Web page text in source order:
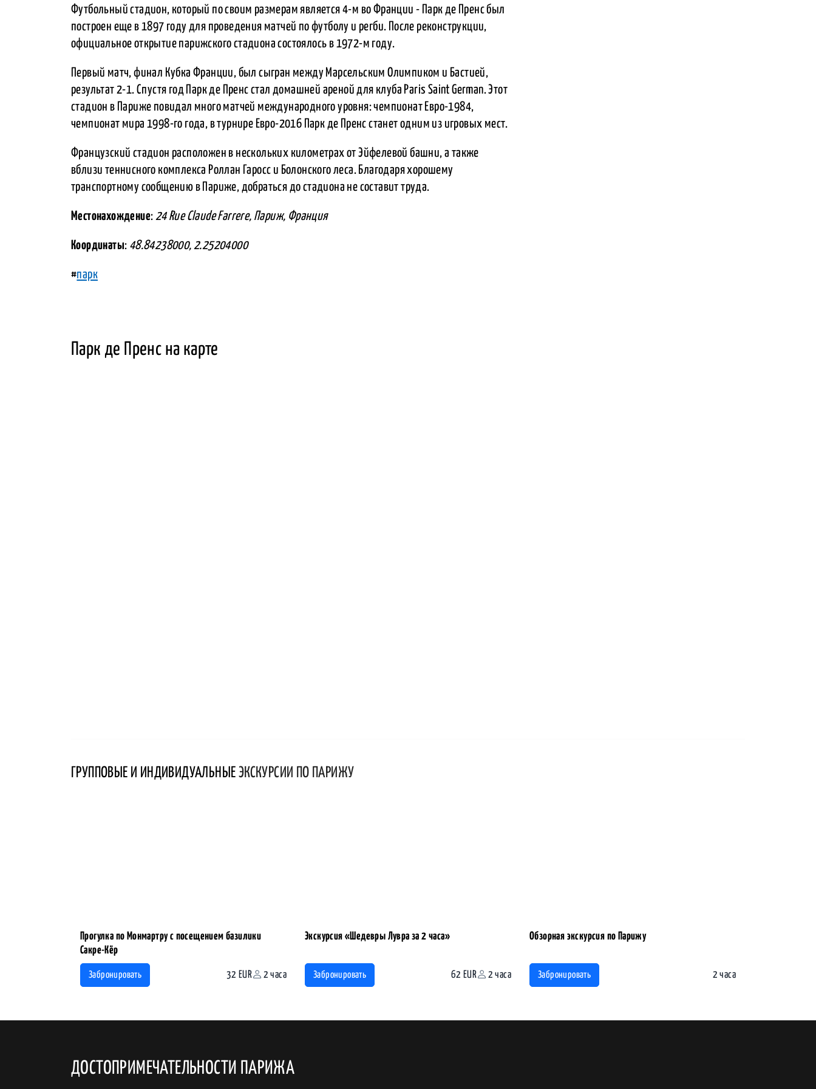
Футбольный стадион, который по своим размерам является 4-м во Франции - Парк де Пренс был
построен еще в 1897 году для проведения матчей по футболу и регби. После реконструкции,
официальное открытие парижского стадиона состоялось в 1972-м году.
Первый матч, финал Кубка Франции, был сыгран между Марсельским Олимпиком и Бастией,
результат 2-1. Спустя год Парк де Пренс стал домашней ареной для клуба Paris Saint German. Этот
стадион в Париже повидал много матчей международного уровня: чемпионат Евро-1984,
чемпионат мира 1998-го года, в турнире Евро-2016 Парк де Пренс станет одним из игровых мест.
Французский стадион расположен в нескольких километрах от Эйфелевой башни, а также
вблизи теннисного комплекса Роллан Гаросс и Болонского леса. Благодаря хорошему
транспортному сообщению в Париже, добраться до стадиона не составит труда.
Местонахождение: 24 Rue Claude Farrere, Париж, Франция
Координаты: 48.84238000, 2.25204000
#парк
Парк де Пренс на карте
ГРУППОВЫЕ И ИНДИВИДУАЛЬНЫЕ ЭКСКУРСИИ ПО ПАРИЖУ
Прогулка по Монмартру с посещением базилики
Сакре-Кёр
Забронировать 32 EUR 2 часа
Экскурсия «Шедевры Лувра за 2 часа»
Забронировать 62 EUR 2 часа
Обзорная экскурсия по Парижу
Забронировать 2 часа
ДОСТОПРИМЕЧАТЕЛЬНОСТИ ПАРИЖА